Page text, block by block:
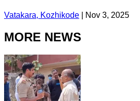
Vatakara, Kozhikode Nov 3, 2025
MORE NEWS